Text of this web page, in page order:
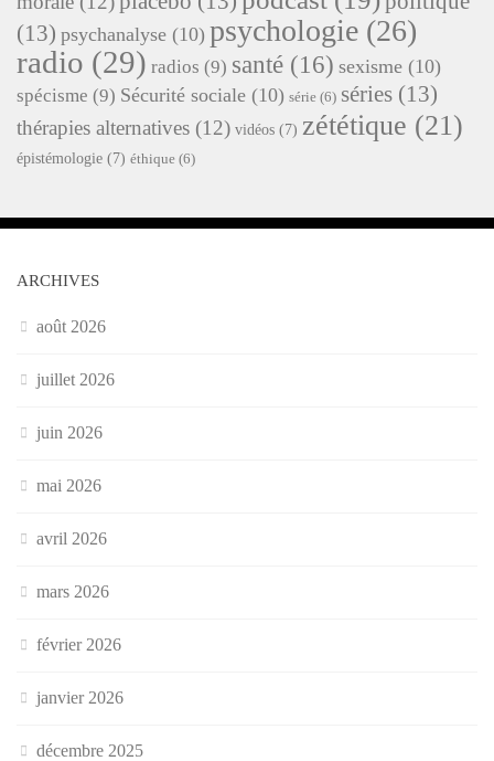
(13) psychanalyse (10) psychologie (26)
radio (29) radios (9) santé (16) sexisme (10)
spécisme (9) Sécurité sociale (10) série (6) séries (13)
thérapies alternatives (12) vidéos (7) zététique (21)
épistémologie (7) éthique (6)
ARCHIVES
août 2026
juillet 2026
juin 2026
mai 2026
avril 2026
mars 2026
février 2026
janvier 2026
décembre 2025